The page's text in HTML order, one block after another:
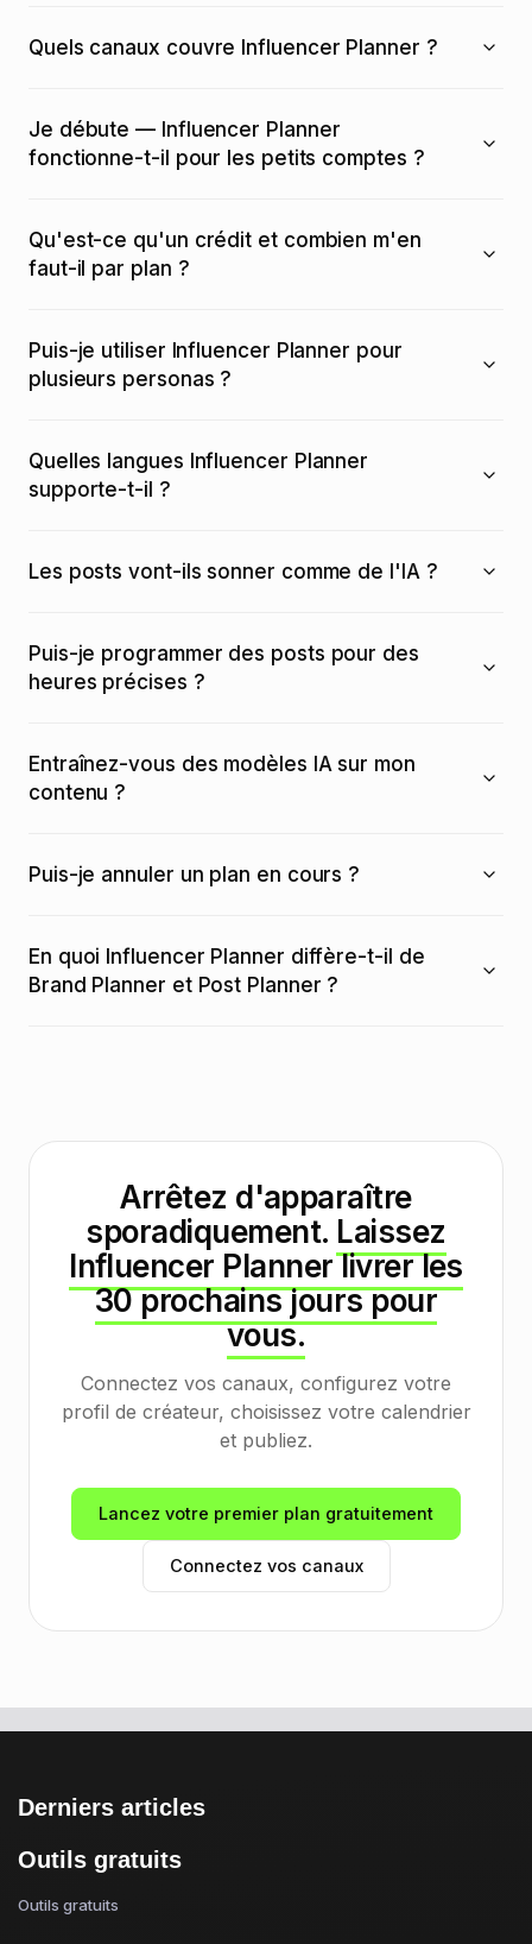
Quels canaux couvre Influencer Planner ?
Je débute — Influencer Planner
fonctionne-t-il pour les petits comptes ?
Qu'est-ce qu'un crédit et combien m'en
faut-il par plan ?
Puis-je utiliser Influencer Planner pour
plusieurs personas ?
Quelles langues Influencer Planner
supporte-t-il ?
Les posts vont-ils sonner comme de l'IA ?
Puis-je programmer des posts pour des
heures précises ?
Entraînez-vous des modèles IA sur mon
contenu ?
Puis-je annuler un plan en cours ?
En quoi Influencer Planner diffère-t-il de
Brand Planner et Post Planner ?
Arrêtez d'apparaître
sporadiquement. Laissez
Influencer Planner livrer les
30 prochains jours pour
vous.
Connectez vos canaux, configurez votre
profil de créateur, choisissez votre calendrier
et publiez.
Lancez votre premier plan gratuitement
Connectez vos canaux
Derniers articles
Outils gratuits
Outils gratuits